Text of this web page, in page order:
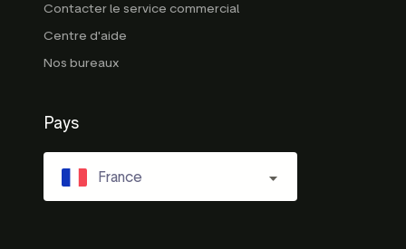
Contacter le service commercial
Centre d'aide
Nos bureaux
Pays
France